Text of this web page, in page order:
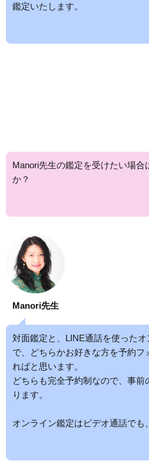
鑑定いたします。
Manori先生の鑑定を受けたい場合
か？
Manori先生
対面鑑定と、LINE通話を使った
で、どちらかお好きな方を予約フ
ればと思います。
どちらも完全予約制なので、事
ります。
オンライン鑑定はビデオ通話でも